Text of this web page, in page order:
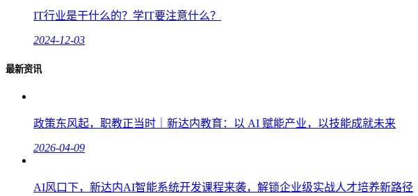
IT行业是干什么的？学IT要注意什么？
2024-12-03
最新资讯
政策东风起，职教正当时｜新达内教育：以 AI 赋能产业，以技能成就未来
2026-04-09
AI风口下，新达内AI智能系统开发课程来袭，解锁企业级实战人才培养新路径